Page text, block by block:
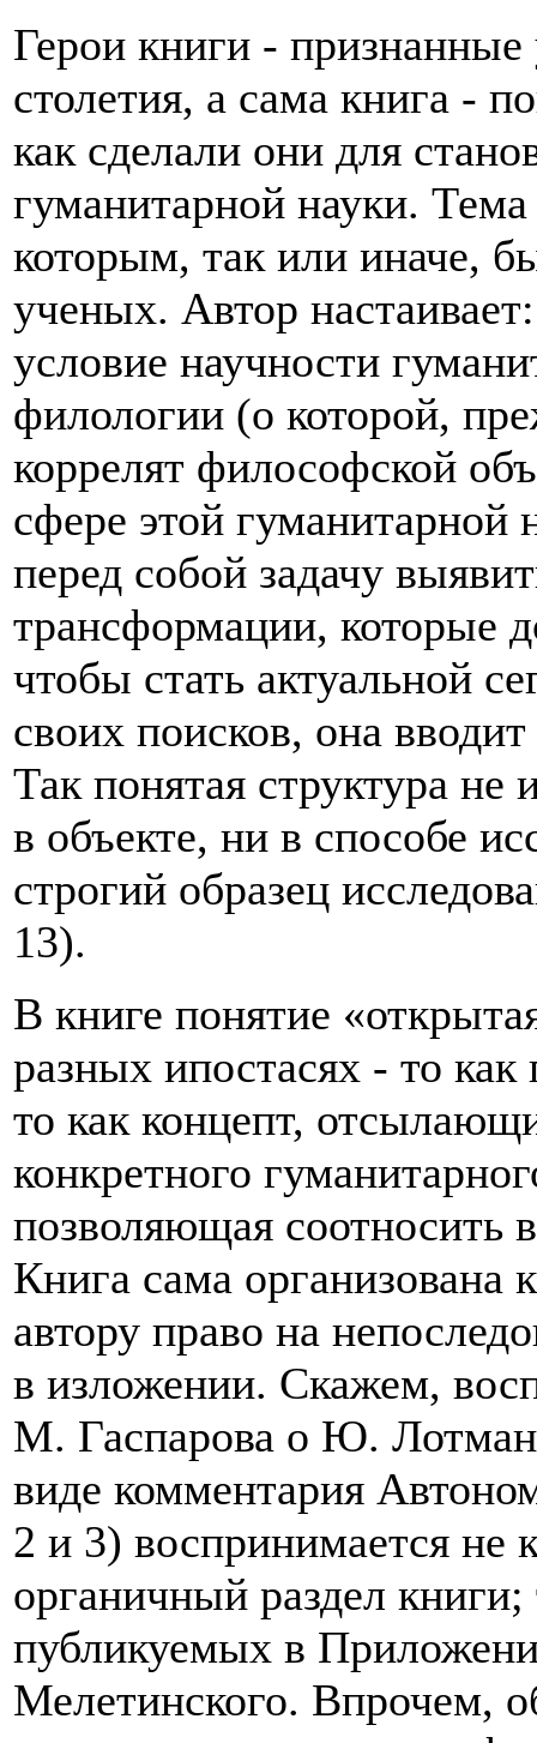
Герои книги -
столетия, а сама книга -
как сделали они для
гуманитарной науки.
которым, так или иначе,
ученых. Автор
условие научности
филологии (о которой,
коррелят философской
сфере этой
перед собой задачу
трансформации, которые
чтобы стать актуальной
своих поисков, она
Так понятая структура не
в объекте, ни в способе
строгий образец
13).
В книге понятие
разных ипостасях - то
то как концепт,
конкретного
позволяющая соотносить
Книга сама организована
автору право на
в изложении. Скажем,
М. Гаспарова о Ю.
виде комментария
2 и 3) воспринимается не
органичный раздел
публикуемых в
Мелетинского. Впрочем,